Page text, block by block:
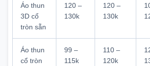
Áo thun
3D cổ
tròn sẵn
120 –
130k
120 –
130k
Áo thun
cổ tròn
99 –
115k
110 –
120k